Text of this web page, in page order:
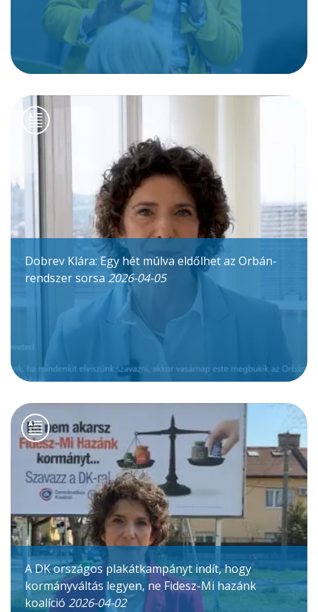
Dobrev Klára: Egy hét múlva eldőlhet az Orbán-
rendszer sorsa 2026-04-05
A DK országos plakátkampányt indít, hogy
kormányváltás legyen, ne Fidesz-Mi hazánk
koalíció 2026-04-02